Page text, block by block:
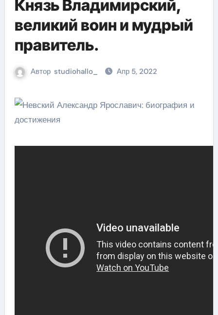
Князь Владимирский,
великий воин и мудрый
правитель.
Автор studiohallo_ Апр 5, 2022